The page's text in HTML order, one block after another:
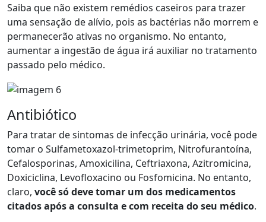
Saiba que não existem remédios caseiros para trazer
uma sensação de alívio, pois as bactérias não morrem e
permanecerão ativas no organismo. No entanto,
aumentar a ingestão de água irá auxiliar no tratamento
passado pelo médico.
Antibiótico
Para tratar de sintomas de infecção urinária, você pode
tomar o Sulfametoxazol-trimetoprim, Nitrofurantoína,
Cefalosporinas, Amoxicilina, Ceftriaxona, Azitromicina,
Doxiciclina, Levofloxacino ou Fosfomicina. No entanto,
claro, você só deve tomar um dos medicamentos
citados após a consulta e com receita do seu médico.